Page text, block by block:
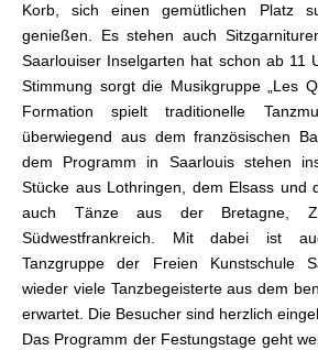
Korb, sich einen gemütlichen Platz
genießen. Es stehen auch
Saarlouiser Inselgarten hat schon ab 11
Stimmung sorgt die Musikgruppe „Les
Formation spielt traditionelle
überwiegend aus dem französischen
dem Programm in Saarlouis stehen
Stücke aus Lothringen, dem Elsass und
auch Tänze aus der Bretagne,
Südwestfrankreich. Mit dabei ist
Tanzgruppe der Freien Kunstschule
wieder viele Tanzbegeisterte aus dem
erwartet. Die Besucher sind herzlich
Das Programm der Festungstage geht